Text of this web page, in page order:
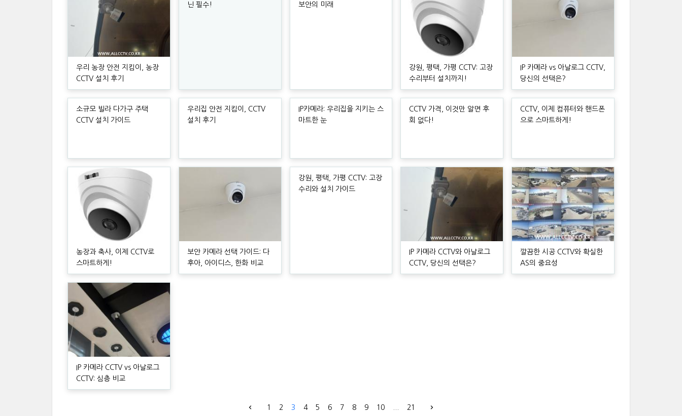
우리 농장 안전 지킴이, 농장
CCTV 설치 후기
닌 필수!
보안의 미래
강원, 평택, 가평 CCTV: 고장
수리부터 설치까지!
IP 카메라 vs 아날로그 CCTV,
당신의 선택은?
소규모 빌라 다가구 주택
CCTV 설치 가이드
우리집 안전 지킴이, CCTV
설치 후기
IP카메라: 우리집을 지키는 스
마트한 눈
CCTV 가격, 이것만 알면 후
회 없다!
CCTV, 이제 컴퓨터와 핸드폰
으로 스마트하게!
농장과 축사, 이제 CCTV로
스마트하게!
보안 카메라 선택 가이드: 다
후아, 아이디스, 한화 비교
강원, 평택, 가평 CCTV: 고장
수리와 설치 가이드
IP 카메라 CCTV와 아날로그
CCTV, 당신의 선택은?
깔끔한 시공 CCTV와 확실한
AS의 중요성
IP 카메라 CCTV vs 아날로그
CCTV: 심층 비교
1 2 3 4 5 6 7 8 9 10 21